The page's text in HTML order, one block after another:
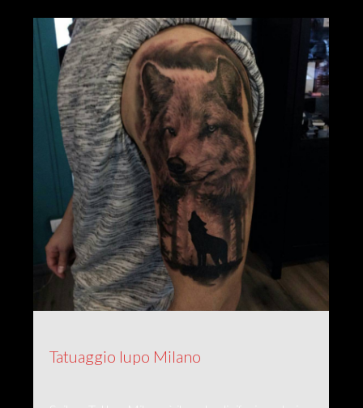
Tatuaggio lupo Milano